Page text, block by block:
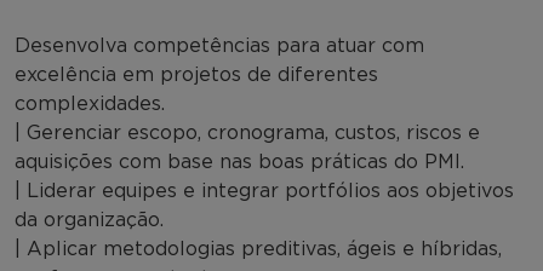
Desenvolva competências para atuar com
excelência em projetos de diferentes
complexidades.
| Gerenciar escopo, cronograma, custos, riscos e
aquisições com base nas boas práticas do PMI.
| Liderar equipes e integrar portfólios aos objetivos
da organização.
| Aplicar metodologias preditivas, ágeis e híbridas,